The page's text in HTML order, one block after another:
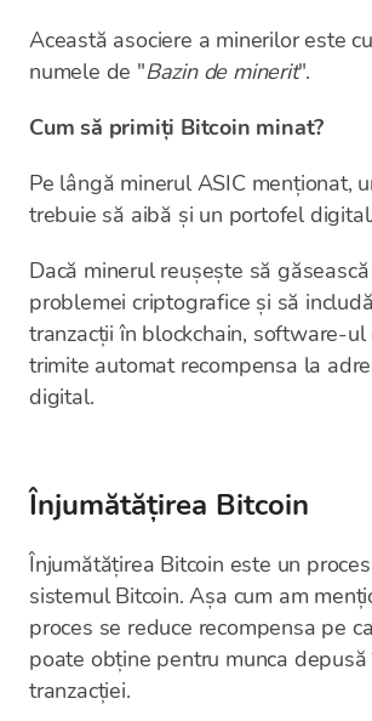
Această asociere a minerilor este
numele de "Bazin de minerit".
Cum să primiți Bitcoin minat?
Pe lângă minerul ASIC menționat,
trebuie să aibă și un portofel digital.
Dacă minerul reușește să
problemei criptografice și să
tranzacții în blockchain, software-ul
trimite automat recompensa la
digital.
Înjumătățirea Bitcoin
Înjumătățirea Bitcoin este un
sistemul Bitcoin. Așa cum am
proces se reduce recompensa pe
poate obține pentru munca
tranzacției.